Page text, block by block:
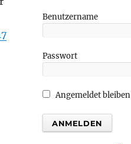
Benutzername
Passwort
Angemeldet bleiben